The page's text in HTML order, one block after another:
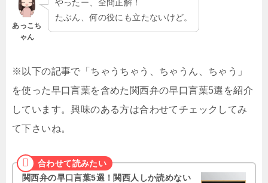
あっこち
ゃん
やったー、全問正解！
たぶん、何の役にも立たないけど。
※以下の記事で「ちゃうちゃう、ちゃうん、ちゃう」
を使った早口言葉を含めた関西弁の早口言葉5選を紹介
しています。興味のある方は合わせてチェックしてみ
て下さいね。
関西弁の早口言葉5選！関西人しか読めない